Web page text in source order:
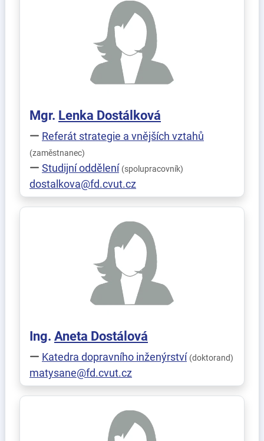
Mgr. Lenka Dostálková
Referát strategie a vnějších vztahů
(zaměstnanec)
Studijní oddělení (spolupracovník)
dostalkova@fd.cvut.cz
Ing. Aneta Dostálová
Katedra dopravního inženýrství (doktorand)
matysane@fd.cvut.cz